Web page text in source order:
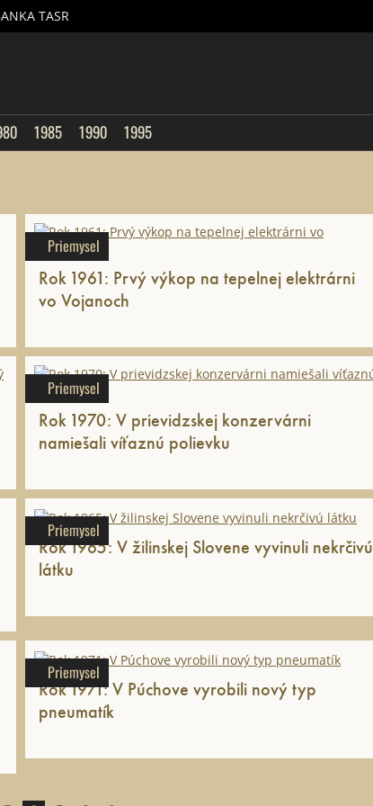
TASR
1985 1990 1995
Priemysel
Rok 1961: Prvý výkop na tepelnej elektrárni
vo Vojanoch
Priemysel
Rok 1970: V prievidzskej konzervárni
namiešali víťaznú polievku
Priemysel
Rok 1965: V žilinskej Slovene vyvinuli nekrčivú
látku
Priemysel
Rok 1971: V Púchove vyrobili nový typ
pneumatík